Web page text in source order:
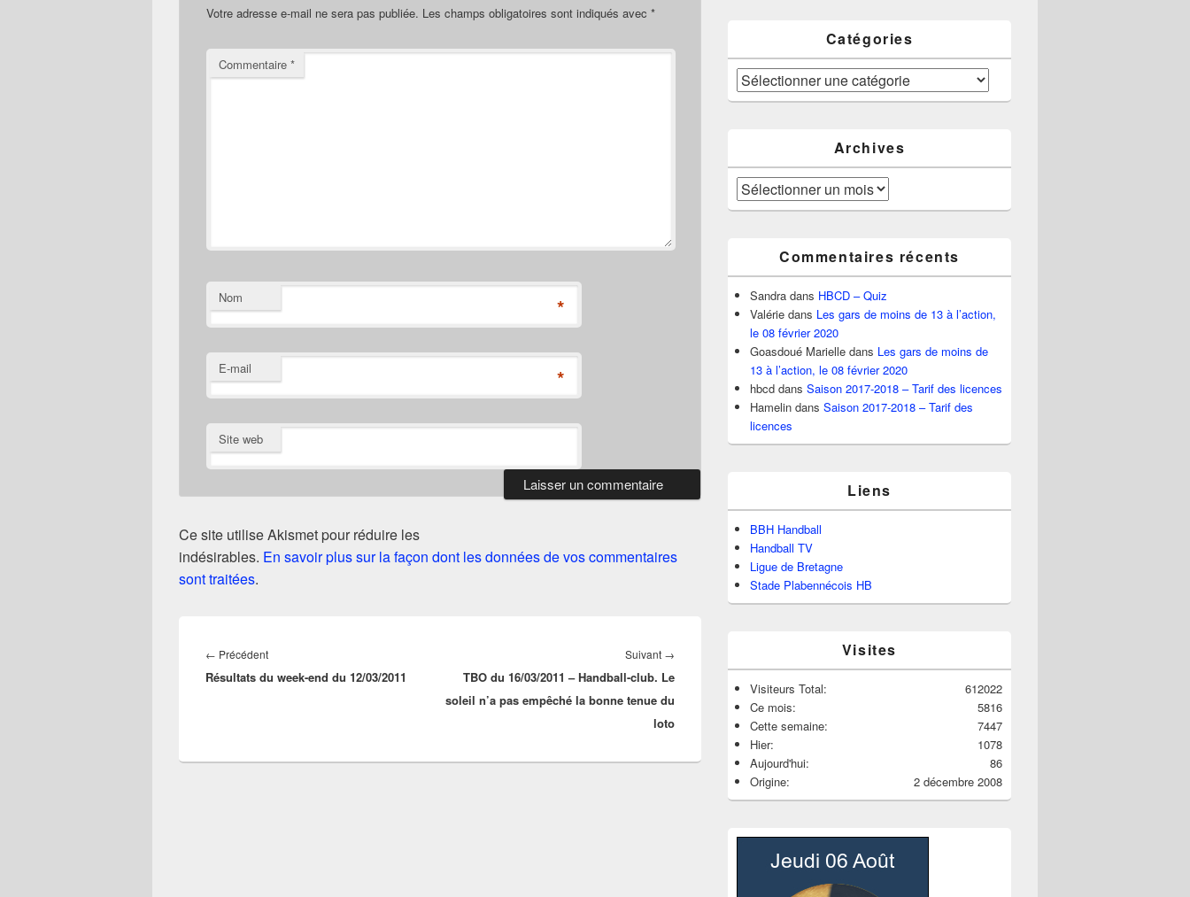
Votre adresse e-mail ne sera pas publiée. Les champs obligatoires sont indiqués avec *
Commentaire *
Nom *
E-mail *
Site web
Ce site utilise Akismet pour réduire les
indésirables. En savoir plus sur la façon dont les données de vos commentaires
sont traitées.
de
l’article
← PrécédentArticle
précédent :
Résultats du week-end du 12/03/2011
Suivant →
suivant :
TBO du 16/03/2011 – Handball-club. Le
soleil n’a pas empêché la bonne tenue du
loto
Catégories
Catégories
Archives
Archives
Commentaires récents
Sandra dans HBCD – Quiz
Valérie dans Les gars de moins de 13 à l’action,
le 08 février 2020
Goasdoué Marielle dans Les gars de moins de
13 à l’action, le 08 février 2020
hbcd dans Saison 2017-2018 – Tarif des licences
Hamelin dans Saison 2017-2018 – Tarif des
licences
Liens
BBH Handball
Handball TV
Ligue de Bretagne
Stade Plabennécois HB
Visites
612022
Visiteurs Total:
5816
Ce mois:
7447
Cette semaine:
1078
Hier:
86
Aujourd'hui:
2 décembre 2008
Origine: